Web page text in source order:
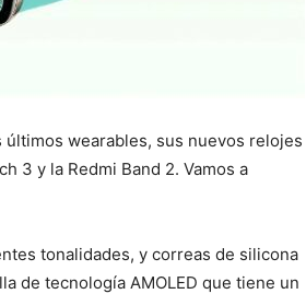
últimos wearables, sus nuevos relojes
3 y la Redmi Band 2. Vamos a
tonalidades, y correas de silicona
de tecnología AMOLED que tiene un